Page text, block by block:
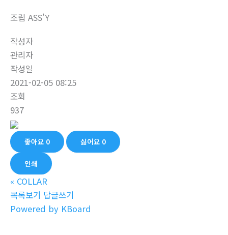
조립 ASS’Y
작성자
관리자
작성일
2021-02-05 08:25
조회
937
좋아요 0 싫어요 0
인쇄
« COLLAR
목록보기 답글쓰기
Powered by KBoard